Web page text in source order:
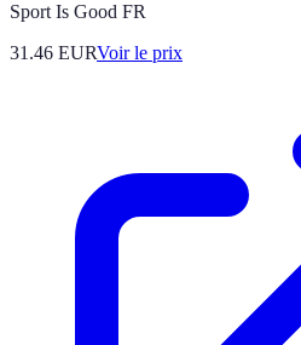
Sport Is Good FR
31.46 EURVoir le prix